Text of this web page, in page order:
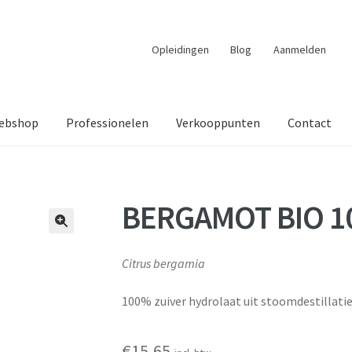
Opleidingen Blog Aanmelden
Professionelen Verkooppunten Contact
BERGAMOT BIO
Citrus bergamia
100% zuiver hydrolaat uit stoomdestillatie